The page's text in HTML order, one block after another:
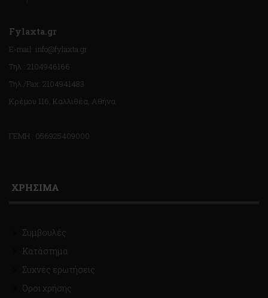
Fylaxta.gr
E-mail: info@fylaxta.gr
Τηλ.: 2104946166
Τηλ./Fax: 2104941483
Κρέμου 116, Καλλιθέα, Αθήνα
ΓΕΜΗ : 056925409000
ΧΡΗΣΙΜΑ
Συμβουλές
Κατάστημα
Συχνές ερωτήσεις
Όροι χρήσης